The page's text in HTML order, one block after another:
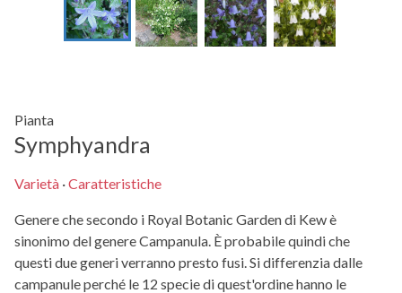
Pianta
Symphyandra
Varietà ·Caratteristiche
Genere che secondo i Royal Botanic Garden di Kew è
sinonimo del genere Campanula. È probabile quindi che
questi due generi verranno presto fusi. Si differenzia dalle
campanule perché le 12 specie di quest'ordine hanno le